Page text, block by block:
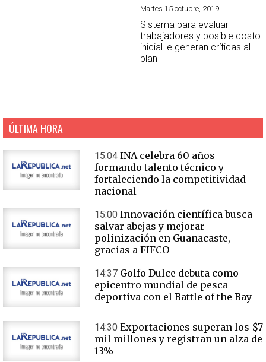
Martes 15 octubre, 2019
Sistema para evaluar
trabajadores y posible costo
inicial le generan críticas al
plan
ÚLTIMA HORA
15:04 INA celebra 60 años
formando talento técnico y
fortaleciendo la competitividad
nacional
15:00 Innovación científica busca
salvar abejas y mejorar
polinización en Guanacaste,
gracias a FIFCO
14:37 Golfo Dulce debuta como
epicentro mundial de pesca
deportiva con el Battle of the Bay
14:30 Exportaciones superan los $7
mil millones y registran un alza de
13%